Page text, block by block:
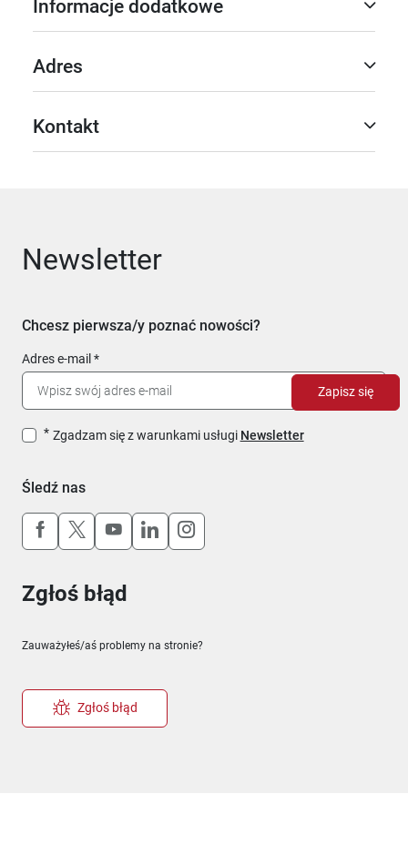
Informacje dodatkowe
Adres
Kontakt
Newsletter
Chcesz pierwsza/y poznać nowości?
Adres e-mail
Zgadzam się z warunkami usługi Newsletter
Zapisz się
Śledź nas
Uwaga, link otworzy się w nowym oknie
Uwaga, link otworzy się w nowym oknie
Uwaga, link otworzy się w nowym
Uwaga, link otworzy się w
Uwaga, link otworzy się w
Zgłoś błąd
Zauważyłeś/aś problemy na stronie?
Zgłoś błąd